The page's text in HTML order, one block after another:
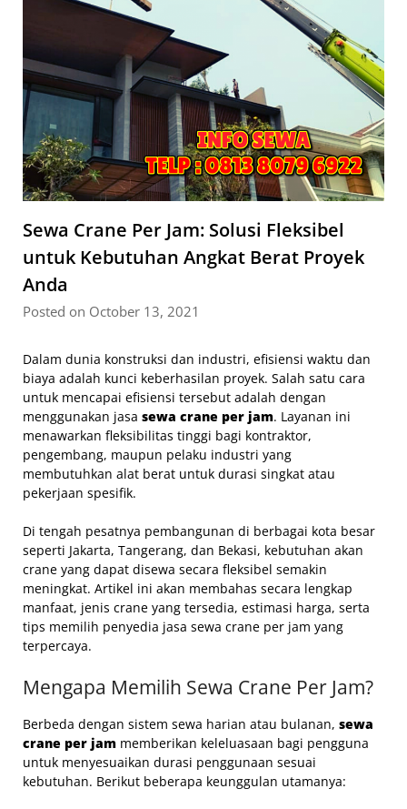
Sewa Crane Per Jam: Solusi Fleksibel
untuk Kebutuhan Angkat Berat Proyek
Anda
Posted on October 13, 2021
Dalam dunia konstruksi dan industri, efisiensi waktu dan
biaya adalah kunci keberhasilan proyek. Salah satu cara
untuk mencapai efisiensi tersebut adalah dengan
menggunakan jasa sewa crane per jam. Layanan ini
menawarkan fleksibilitas tinggi bagi kontraktor,
pengembang, maupun pelaku industri yang
membutuhkan alat berat untuk durasi singkat atau
pekerjaan spesifik.
Di tengah pesatnya pembangunan di berbagai kota besar
seperti Jakarta, Tangerang, dan Bekasi, kebutuhan akan
crane yang dapat disewa secara fleksibel semakin
meningkat. Artikel ini akan membahas secara lengkap
manfaat, jenis crane yang tersedia, estimasi harga, serta
tips memilih penyedia jasa sewa crane per jam yang
terpercaya.
Mengapa Memilih Sewa Crane Per Jam?
Berbeda dengan sistem sewa harian atau bulanan, sewa
crane per jam memberikan keleluasaan bagi pengguna
untuk menyesuaikan durasi penggunaan sesuai
kebutuhan. Berikut beberapa keunggulan utamanya: